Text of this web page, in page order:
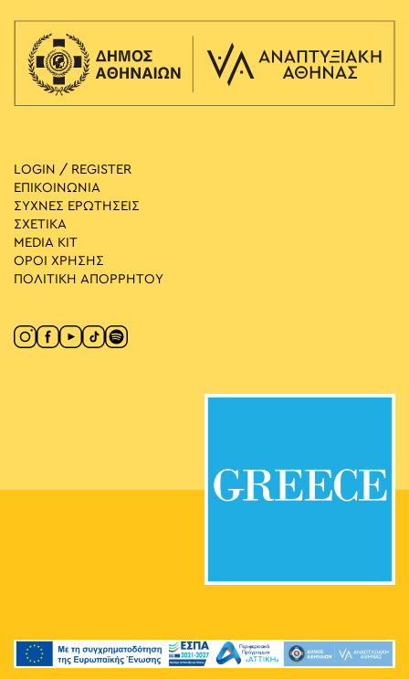
LOGIN / REGISTER
ΕΠΙΚΟΙΝΩΝΙΑ
ΣΥΧΝΕΣ ΕΡΩΤΗΣΕΙΣ
ΣΧΕΤΙΚΑ
MEDIA ΚIT
ΟΡΟΙ ΧΡΗΣΗΣ
ΠΟΛΙΤΙΚΗ ΑΠΟΡΡΗΤΟΥ